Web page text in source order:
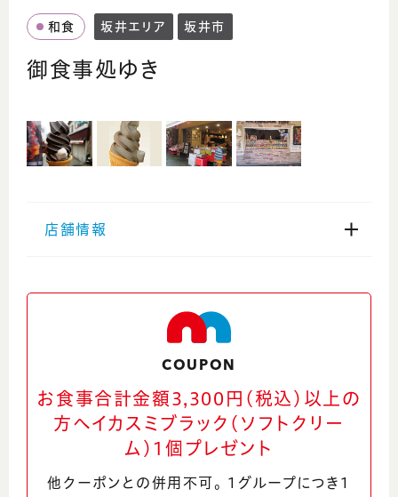
和食 坂井エリア 坂井市
御食事処ゆき
店舗情報
福井県坂井市三国町安島64-1-1
0776-81-3421
COUPON
お食事合計金額3,300円(税込)以上の
方へイカスミブラック(ソフトクリー
ム)1個プレゼント
他クーポンとの併用不可。 1グループにつき1